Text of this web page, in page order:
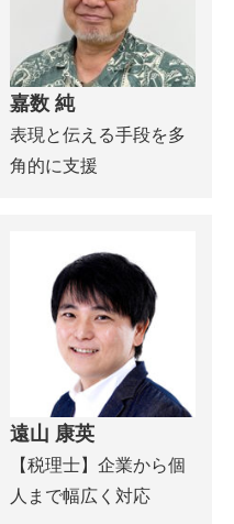
嘉数 純
表現と伝える手段を多
角的に支援
遠山 康英
【税理士】企業から個
人まで幅広く対応